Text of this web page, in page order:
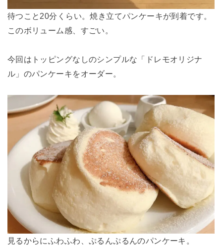
待つこと20分くらい。焼き立てパンケーキが到着です。
このボリューム感、すごい。
今回はトッピングなしのシンプルな「ドレモオリジナ
ル」のパンケーキをオーダー。
見るからにふわふわ、ぷるんぷるんのパンケーキ。